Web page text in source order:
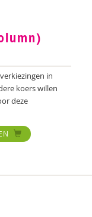
in
koers willen
deze